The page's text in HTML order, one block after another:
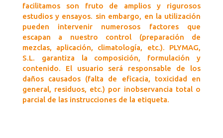
facilitamos son fruto de amplios y rigurosos
estudios y ensayos. sin embargo, en la utilización
pueden intervenir numerosos factores que
escapan a nuestro control (preparación de
mezclas, aplicación, climatología, etc.). PLYMAG,
S.L. garantiza la composición, formulación y
contenido. El usuario será responsable de los
daños causados (falta de eficacia, toxicidad en
general, residuos, etc.) por inobservancia total o
parcial de las instrucciones de la etiqueta.